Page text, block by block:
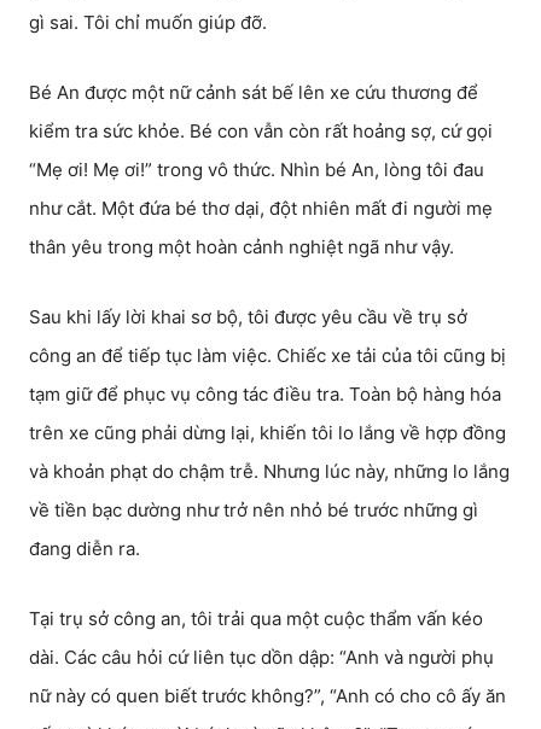
gì sai. Tôi chỉ muốn giúp đỡ.
Bé An được một nữ cảnh sát bế lên xe cứu thương để
kiểm tra sức khỏe. Bé con vẫn còn rất hoảng sợ, cứ gọi
“Mẹ ơi! Mẹ ơi!” trong vô thức. Nhìn bé An, lòng tôi đau
như cắt. Một đứa bé thơ dại, đột nhiên mất đi người mẹ
thân yêu trong một hoàn cảnh nghiệt ngã như vậy.
Sau khi lấy lời khai sơ bộ, tôi được yêu cầu về trụ sở
công an để tiếp tục làm việc. Chiếc xe tải của tôi cũng bị
tạm giữ để phục vụ công tác điều tra. Toàn bộ hàng hóa
trên xe cũng phải dừng lại, khiến tôi lo lắng về hợp đồng
và khoản phạt do chậm trễ. Nhưng lúc này, những lo lắng
về tiền bạc dường như trở nên nhỏ bé trước những gì
đang diễn ra.
Tại trụ sở công an, tôi trải qua một cuộc thẩm vấn kéo
dài. Các câu hỏi cứ liên tục dồn dập: “Anh và người phụ
nữ này có quen biết trước không?”, “Anh có cho cô ấy ăn